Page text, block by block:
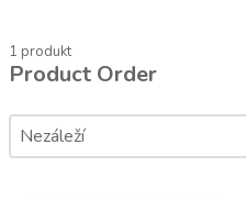
1 produkt
Product Order
Product Order
Product Order